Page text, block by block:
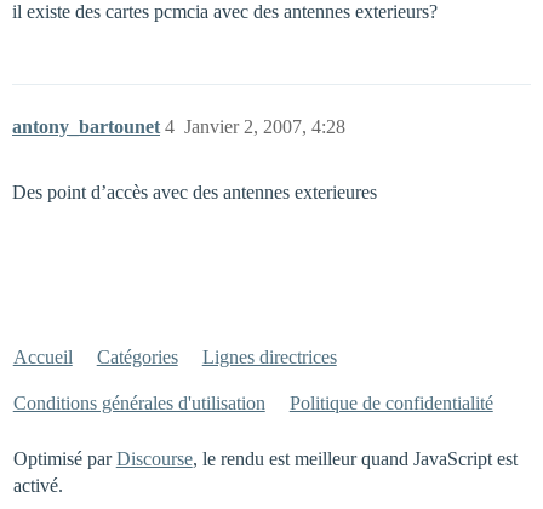
il existe des cartes pcmcia avec des antennes exterieurs?
antony_bartounet Janvier 2, 2007, 4:28
4
Des point d’accès avec des antennes exterieures
Accueil Catégories Lignes directrices
Conditions générales d'utilisation Politique de confidentialité
Optimisé parDiscourse, le rendu est meilleur quand JavaScript est
activé.